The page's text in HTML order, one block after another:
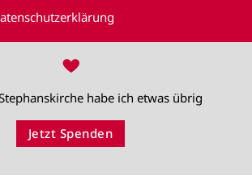
♥
habe ich etwas übrig
Jetzt Spenden